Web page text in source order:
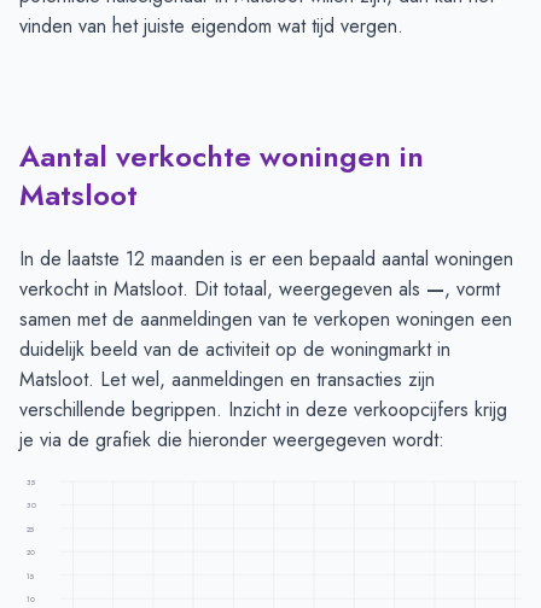
vinden van het juiste eigendom wat tijd vergen.
Aantal verkochte woningen in
Matsloot
In de laatste 12 maanden is er een bepaald aantal woningen
verkocht in Matsloot. Dit totaal, weergegeven als —, vormt
samen met de aanmeldingen van te verkopen woningen een
duidelijk beeld van de activiteit op de woningmarkt in
Matsloot. Let wel, aanmeldingen en transacties zijn
verschillende begrippen. Inzicht in deze verkoopcijfers krijg
je via de grafiek die hieronder weergegeven wordt:
35
30
25
20
15
10